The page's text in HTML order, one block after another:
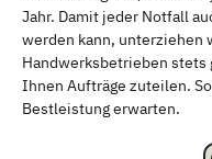
Jahr. Damit jeder Notfall
werden kann, unterziehen
Handwerksbetrieben stets
Ihnen Aufträge zuteilen.
Bestleistung erwarten.